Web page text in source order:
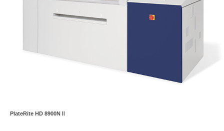
PlateRite HD 8900NⅡ